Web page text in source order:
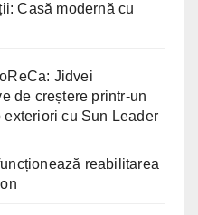
Casă modernă cu
Jidvei
de creștere printr-un
exteriori cu Sun Leader
reabilitarea